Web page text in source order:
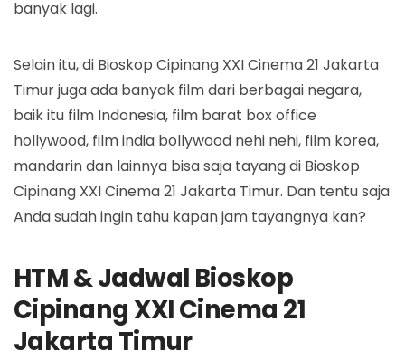
banyak lagi.
Selain itu, di Bioskop Cipinang XXI Cinema 21 Jakarta
Timur juga ada banyak film dari berbagai negara,
baik itu film Indonesia, film barat box office
hollywood, film india bollywood nehi nehi, film korea,
mandarin dan lainnya bisa saja tayang di Bioskop
Cipinang XXI Cinema 21 Jakarta Timur. Dan tentu saja
Anda sudah ingin tahu kapan jam tayangnya kan?
HTM & Jadwal Bioskop
Cipinang XXI Cinema 21
Jakarta Timur